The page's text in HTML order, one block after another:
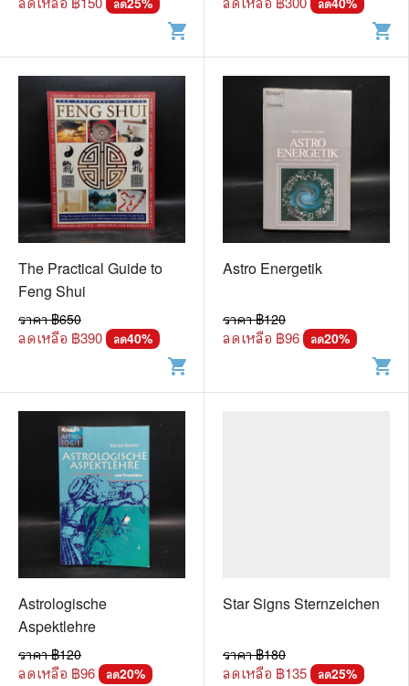
ลด
shopping_cart
ลด
shopping_cart
The Practical Guide to
Feng Shui
ราคา ฿650
ลดเหลือ ฿390 ลด40%
shopping_cart
Astro Energetik
ราคา ฿120
ลดเหลือ ฿96 ลด20%
shopping_cart
Astrologische
Aspektlehre
ราคา ฿120
ลดเหลือ ฿96 ลด20%
Star Signs Sternzeichen
ราคา ฿180
ลดเหลือ ฿135 ลด25%